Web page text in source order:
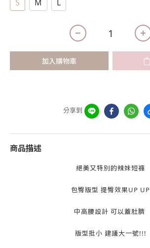
S M L
加入購物車
分享到
商品描述
絕美又特別的辣妹短褲
包臀版型 提臀效果UP UP
中高腰設計 可以蓋肚臍
版型批小 建議大一號!!!